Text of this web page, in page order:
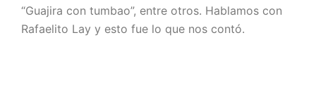
“Guajira con tumbao”, entre otros. Hablamos con
Rafaelito Lay y esto fue lo que nos contó.